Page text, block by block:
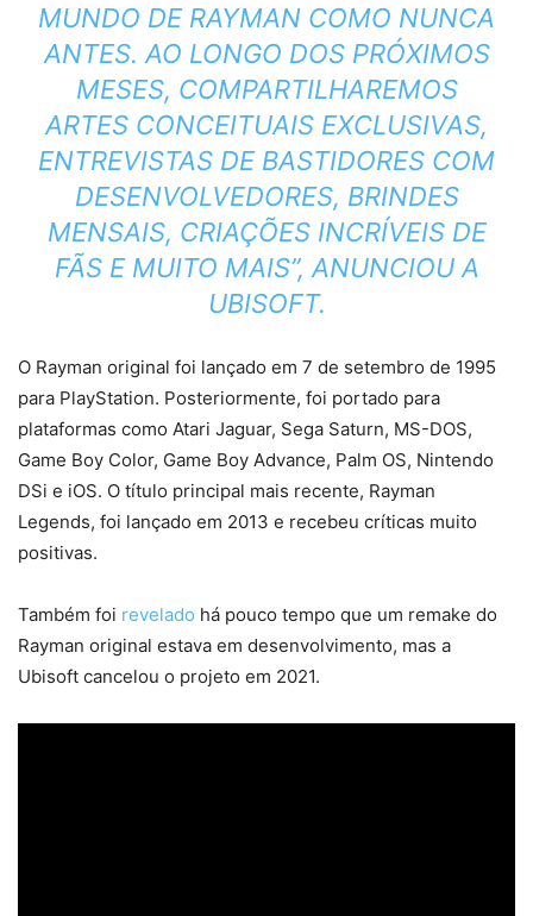
MUNDO DE RAYMAN COMO NUNCA
ANTES. AO LONGO DOS PRÓXIMOS
MESES, COMPARTILHAREMOS
ARTES CONCEITUAIS EXCLUSIVAS,
ENTREVISTAS DE BASTIDORES COM
DESENVOLVEDORES, BRINDES
MENSAIS, CRIAÇÕES INCRÍVEIS DE
FÃS E MUITO MAIS”, ANUNCIOU A
UBISOFT.
O Rayman original foi lançado em 7 de setembro de 1995
para PlayStation. Posteriormente, foi portado para
plataformas como Atari Jaguar, Sega Saturn, MS-DOS,
Game Boy Color, Game Boy Advance, Palm OS, Nintendo
DSi e iOS. O título principal mais recente, Rayman
Legends, foi lançado em 2013 e recebeu críticas muito
positivas.
Também foi revelado há pouco tempo que um remake do
Rayman original estava em desenvolvimento, mas a
Ubisoft cancelou o projeto em 2021.